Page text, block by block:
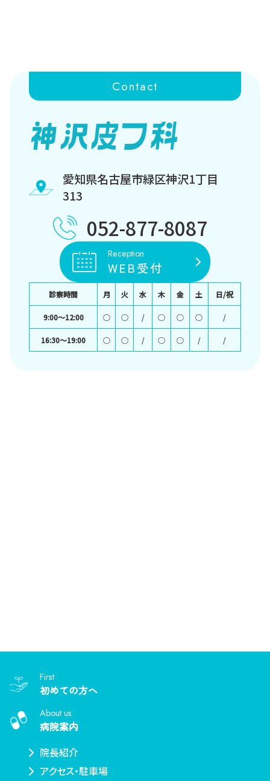
Contact
愛知県名古屋市緑区神沢1丁目
313
052-877-8087
Reception
WEB受付
診察時間 月 火 水 木 金 土 日/祝
9:00〜12:00 ○ ○ / ○ ○ ○ /
16:30〜19:00 ○ ○ / ○ ○ / /
First
初めての方へ
About us
病院案内
院長紹介
アクセス・駐車場